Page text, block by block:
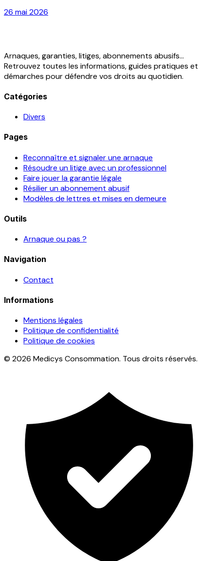
26 mai 2026
Arnaques, garanties, litiges, abonnements abusifs...
Retrouvez toutes les informations, guides pratiques et
démarches pour défendre vos droits au quotidien.
Catégories
Divers
Pages
Reconnaître et signaler une arnaque
Résoudre un litige avec un professionnel
Faire jouer la garantie légale
Résilier un abonnement abusif
Modèles de lettres et mises en demeure
Outils
Arnaque ou pas ?
Navigation
Contact
Informations
Mentions légales
Politique de confidentialité
Politique de cookies
© 2026 Medicys Consommation. Tous droits réservés.